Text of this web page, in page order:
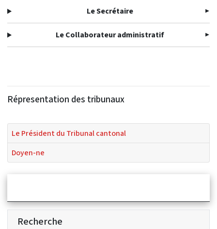
Le Secrétaire
Le Collaborateur administratif
Répresentation des tribunaux
Le Président du Tribunal cantonal
Doyen-ne
Recherche